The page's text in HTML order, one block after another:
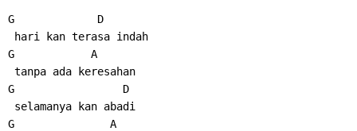
G             D
hari kan terasa indah
G            A
tanpa ada keresahan
G                 D
selamanya kan abadi
G               A